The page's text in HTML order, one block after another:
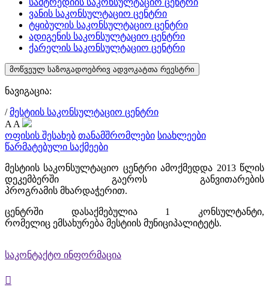
სამტრედიის საკონსულტაციო ცენტრი
ვანის საკონსულტაციო ცენტრი
ტყიბულის საკონსულტაციო ცენტრი
ადიგენის საკონსულტაციო ცენტრი
ქარელის საკონსულტაციო ცენტრი
მოწვეულ საზოგადოებრივ ადვოკატთა რეესტრი
ნავიგაცია:
/ მესტიის საკონსულტაციო ცენტრი
A A
ოფისის შესახებ თანამშრომლები სიახლეები
წარმატებული საქმეები
მესტიის საკონსულტაციო ცენტრი ამოქმედდა 2013 წლის
დეკემბერში გაეროს განვითარების
პროგრამის მხარდაჭერით.
ცენტრში დასაქმებულია 1 კონსულტანტი,
რომელიც ემსახურება მესტიის მუნიციპალიტეტს.
საკონტაქტო ინფორმაცია
